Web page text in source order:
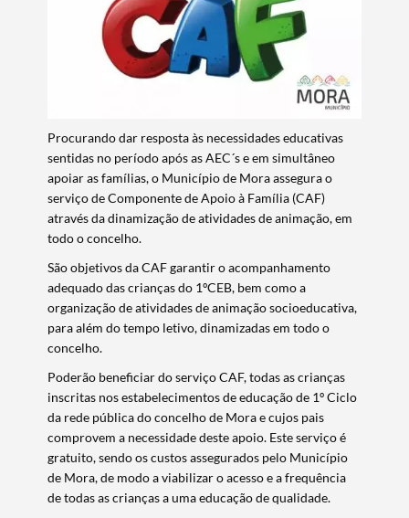
Procurando dar resposta às necessidades educativas
sentidas no período após as AEC´s e em simultâneo
apoiar as famílias, o Município de Mora assegura o
serviço de Componente de Apoio à Família (CAF)
através da dinamização de atividades de animação, em
todo o concelho.
São objetivos da CAF garantir o acompanhamento
adequado das crianças do 1ºCEB, bem como a
organização de atividades de animação socioeducativa,
para além do tempo letivo, dinamizadas em todo o
concelho.
Poderão beneficiar do serviço CAF, todas as crianças
inscritas nos estabelecimentos de educação de 1º Ciclo
da rede pública do concelho de Mora e cujos pais
comprovem a necessidade deste apoio. Este serviço é
gratuito, sendo os custos assegurados pelo Município
de Mora, de modo a viabilizar o acesso e a frequência
de todas as crianças a uma educação de qualidade.